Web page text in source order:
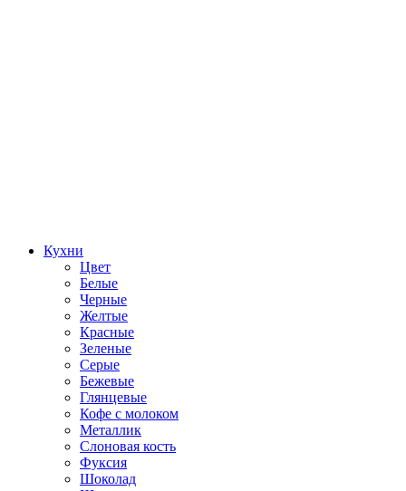
Кухни
Цвет
Белые
Черные
Желтые
Красные
Зеленые
Серые
Бежевые
Глянцевые
Кофе с молоком
Металлик
Слоновая кость
Фуксия
Шоколад